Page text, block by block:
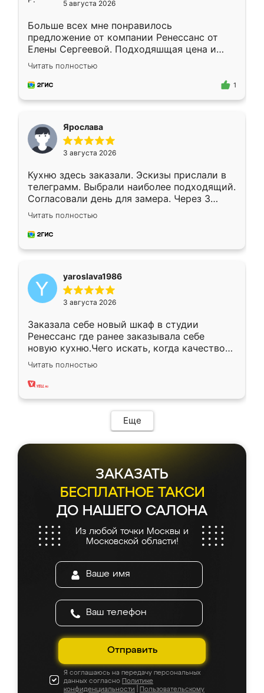
5 августа 2026
Больше всех мне понравилось
предложение от компании Ренессанс от
Елены Сергеевой. Подходяшщая цена и
короткие сроки изготовления. Приехавший
для замера сотрудник Владислав
предложил по моему эскизу самый
Читать полностью
1
Ярослава
3 августа 2026
Кухню здесь заказали. Эскизы прислали в
телеграмм. Выбрали наиболее подходящий.
Согласовали день для замера. Через 3
недели кухня была уже готова. Остались
довольны работой. Спасибо Ренессанс
мебель за качественную работу!
Читать полностью
yaroslava1986
3 августа 2026
Заказала себе новый шкаф в студии
Ренессанс где ранее заказывала себе
новую кухню.Чего искать, когда качеством
вполне довольна. Служит кухня уже почти
два года, нареканий нет.
Читать полностью
Еще
ЗАКАЗАТЬ
БЕСПЛАТНОЕ ТАКСИ
ДО НАШЕГО САЛОНА
Из любой точки Москвы и
Московской области!
Отправить
Я соглашаюсь на передачу персональных
данных согласно Политике
конфиденциальности
Пользовательскому